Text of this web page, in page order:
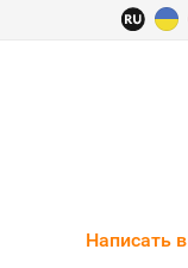
Написать в